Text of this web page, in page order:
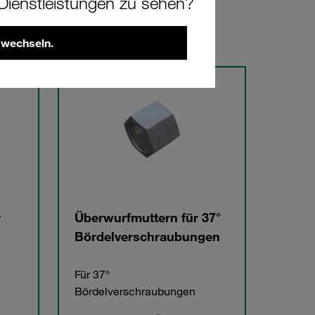
Überwurfmuttern für 37°
Bördelverschraubungen
Für 37°
Bördelverschraubungen